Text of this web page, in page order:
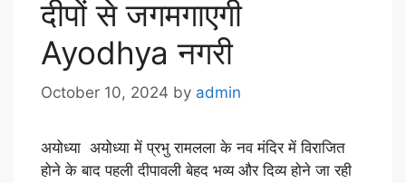
दीपों से जगमगाएगी
Ayodhya नगरी
October 10, 2024 by admin
अयोध्या अयोध्या में प्रभु रामलला के नव मंदिर में विराजित
होने के बाद पहली दीपावली बेहद भव्य और दिव्य होने जा रही